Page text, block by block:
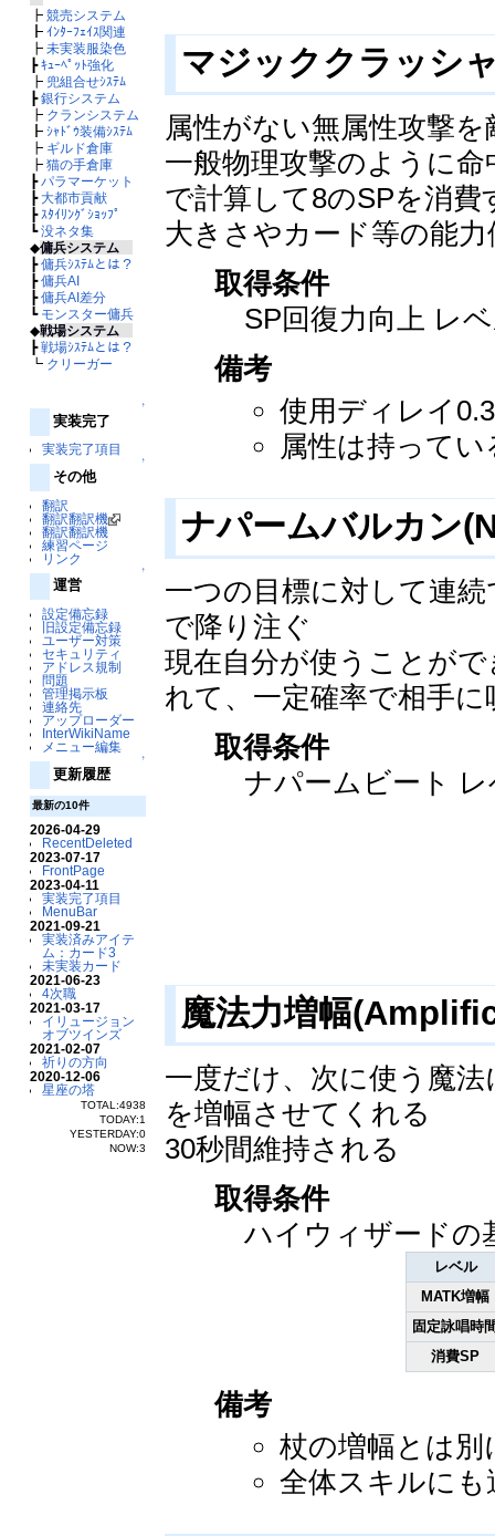
┣ 競売システム
┣ ｲﾝﾀｰﾌｪｲｽ関連
┣ 未実装服染色
┣ｷｭｰﾍﾟｯﾄ強化
┣ 兜組合せｼｽﾃﾑ
┣銀行システム
┣ クランシステム
┣ ｼｬﾄﾞｳ装備ｼｽﾃﾑ
┣ ギルド倉庫
┣ 猫の手倉庫
┣パラマーケット
┣ 大都市貢献
┣ ｽﾀｲﾘﾝｸﾞｼｮｯﾌﾟ
┗没ネタ集
◆傭兵システム
┣傭兵ｼｽﾃﾑとは？
┣傭兵AI
┣傭兵AI差分
┗ モンスター傭兵
◆戦場システム
┣戦場ｼｽﾃﾑとは？
┗ クリーガー
↑
実装完了
実装完了項目
↑
その他
翻訳
翻訳翻訳機
翻訳翻訳機
練習ページ
リンク
↑
運営
設定備忘録
旧設定備忘録
ユーザー対策
セキュリティ
アドレス規制
問題
管理掲示板
連絡先
アップローダー
InterWikiName
メニュー編集
↑
更新履歴
最新の10件
2026-04-29
RecentDeleted
2023-07-17
FrontPage
2023-04-11
実装完了項目
MenuBar
2021-09-21
実装済みアイテ
ム：カード3
未実装カード
2021-06-23
4次職
2021-03-17
イリュージョン
オブツインズ
2021-02-07
祈りの方向
2020-12-06
星座の塔
TOTAL:4938
TODAY:1
YESTERDAY:0
NOW:3
マジッククラッシ
属性がない無属性攻撃
一般物理攻撃のように
で計算して8のSPを消費
大きさやカード等の能
取得条件
SP回復力向上 レ
備考
使用ディレイ
属性は持って
ナパームバルカン
一つの目標に対して連
で降り注ぐ
現在自分が使うことが
れて、一定確率で相手
取得条件
ナパームビート
魔法力増幅
一度だけ、次に使う魔
を増幅させてくれる
30秒間維持される
取得条件
ハイウィザードの
レベル
MATK増幅
固定詠唱時
消費SP
備考
杖の増幅とは別
全体スキルにも